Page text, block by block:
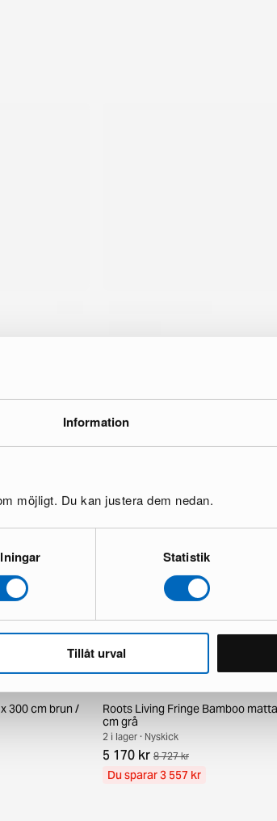
Information
möjligt. Du kan justera dem nedan.
Statistik
Tillåt urval
300 cm brun /
Roots Living Fringe Bamboo
cm grå
2 i lager · Nyskick
5 170 kr 8 727 kr
Du sparar 3 557 kr